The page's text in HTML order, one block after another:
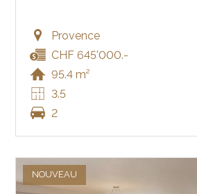
Provence
CHF 645'000.-
95.4 m²
3.5
2
NOUVEAU